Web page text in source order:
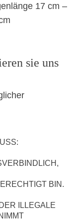
17 cm –
sie uns
BIN.
ILLEGALE